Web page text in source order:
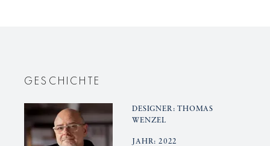
GESCHICHTE
DESIGNER: THOMAS
WENZEL
JAHR: 2022